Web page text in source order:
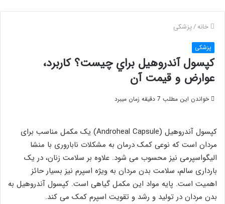
خانه/پزشکی
پزشکی
کپسول آندروهيل براي چيست؟ کاربرد،
عوارض و قيمت آن
خواندن این مطلب 7 دقیقه زمان میبرد
کپسول آندروهیل (Androheal Capsule) یک مکمل مناسب برای
مردان است که نوعی کمک درمان به مشکلات ناباروری با منشا
الیگواسپرمی نیز محسوب می شود. علاوه بر سلامت زنان، در یک
بارداری سالم، سلامت بدن مردان به ویژه اسپرم نیز بسیار حائز
اهمیت است. پایه مواد این مکمل گیاهی است. کپسول آندروهيل به
بدن مردان در تولید و رشد و تقویت اسپرم کمک می کند.